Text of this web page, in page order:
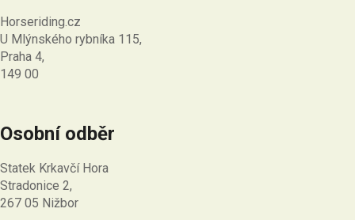
Horseriding.cz
U Mlýnského rybníka 115,
Praha 4,
149 00
Osobní odběr
Statek Krkavčí Hora
Stradonice 2,
267 05 Nižbor